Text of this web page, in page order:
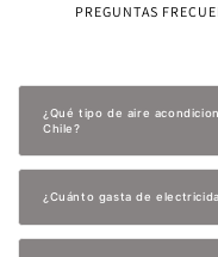
PREGUNTAS
¿Qué tipo de aire
Chile?
¿Cuánto gasta de